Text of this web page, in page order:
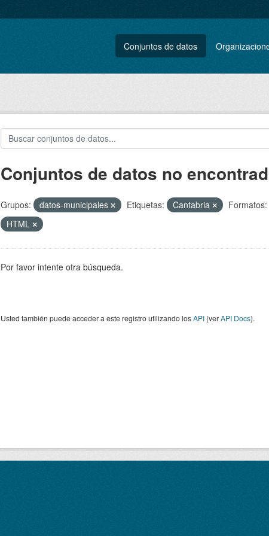
Conjuntos de datos
Conjuntos de datos no
Grupos: datos-municipales Etiquetas: Cantabria
Formatos:
HTML
Por favor intente otra búsqueda.
Usted también puede acceder a este registro utilizando losAPI(verAPI Docs).